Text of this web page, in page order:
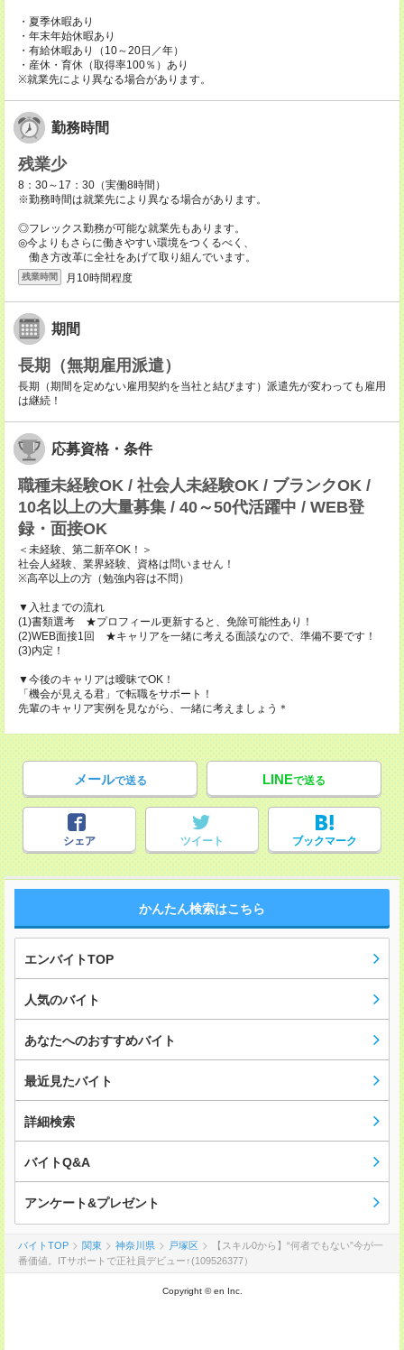
・夏季休暇あり
・年末年始休暇あり
・有給休暇あり（10～20日／年）
・産休・育休（取得率100％）あり
※就業先により異なる場合があります。
勤務時間
残業少
8：30～17：30（実働8時間）
※勤務時間は就業先により異なる場合があります。
◎フレックス勤務が可能な就業先もあります。
◎今よりもさらに働きやすい環境をつくるべく、
働き方改革に全社をあげて取り組んでいます。
残業時間 月10時間程度
期間
長期（無期雇用派遣）
長期（期間を定めない雇用契約を当社と結びます）派遣先が変わっても雇用
は継続！
応募資格・条件
職種未経験OK / 社会人未経験OK / ブランクOK /
10名以上の大量募集 / 40～50代活躍中 / WEB登
録・面接OK
＜未経験、第二新卒OK！＞
社会人経験、業界経験、資格は問いません！
※高卒以上の方（勉強内容は不問）
▼入社までの流れ
(1)書類選考 ★プロフィール更新すると、免除可能性あり！
(2)WEB面接1回 ★キャリアを一緒に考える面談なので、準備不要です！
(3)内定！
▼今後のキャリアは曖昧でOK！
「機会が見える君」で転職をサポート！
先輩のキャリア実例を見ながら、一緒に考えましょう＊
メールで送る LINEで送る
シェア ツイート ブックマーク
かんたん検索はこちら
エンバイトTOP
人気のバイト
あなたへのおすすめバイト
最近見たバイト
詳細検索
バイトQ&A
アンケート&プレゼント
バイトTOP 関東 神奈川県 戸塚区
【スキル0から】“何者でもない”今が一
番価値。ITサポートで正社員デビュー↑(109526377）
Copyright © en Inc.